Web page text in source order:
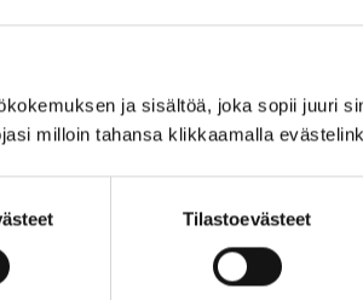
ja sisältöä, joka sopii juuri
milloin tahansa klikkaamalla
Tilastoevästeet
ja -aikuiset ry